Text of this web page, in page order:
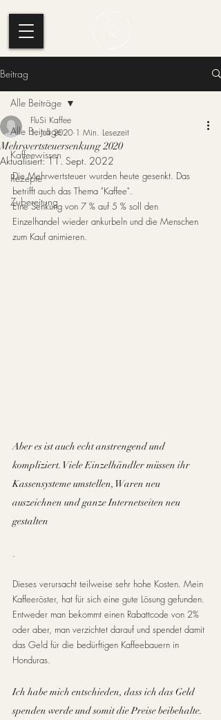
Beitrag
Alle Beiträge
Kaffeewissen
Rezepte
Zubereitung
Alle Beiträge
Mehrwertsteuersenkung 2020
FluSi Kaffee
1. Juli 2020 1 Min. Lesezeit
Aktualisiert:11. Sept. 2022
Die Mehrwertsteuer wurden heute gesenkt. Das
betrifft auch das Thema "Kaffee".
Eine Senkung von 7 % auf 5 % soll den
Einzelhandel wieder ankurbeln und die Menschen
zum Kauf animieren.
Aber es ist auch echt anstrengend und
kompliziert. Viele Einzelhändler müssen ihr
Kassensysteme umstellen, Waren neu
auszeichnen und ganze Internetseiten neu
gestalten
.
Dieses verursacht teilweise sehr hohe Kosten. Mein
Kaffeeröster, hat für sich eine gute Lösung gefunden.
Entweder man bekommt einen Rabattcode von 2%
oder aber, man verzichtet darauf und spendet damit
das Geld für die bedürftigen Kaffeebauern in
Honduras.
Ich habe mich entschieden, dass ich das Geld
spenden werde und somit die Preise beibehalte.